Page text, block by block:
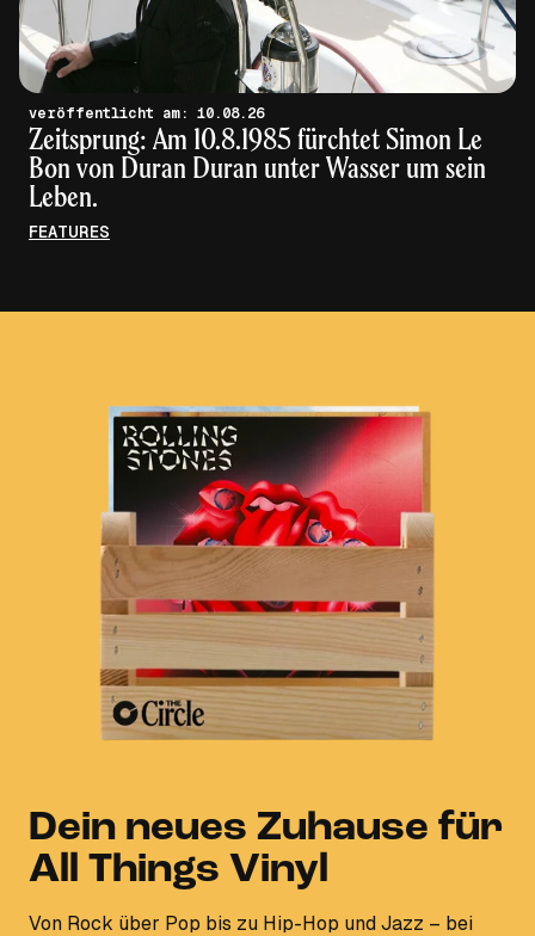
veröffentlicht am: 10.08.26
Zeitsprung: Am 10.8.1985 fürchtet Simon Le
Bon von Duran Duran unter Wasser um sein
Leben.
FEATURES
Dein neues Zuhause für
All Things Vinyl
Von Rock über Pop bis zu Hip-Hop und Jazz – bei